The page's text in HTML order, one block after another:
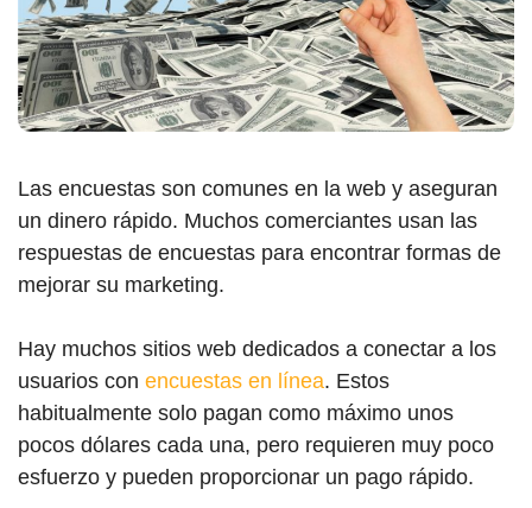
Las encuestas son comunes en la web y aseguran
un dinero rápido. Muchos comerciantes usan las
respuestas de encuestas para encontrar formas de
mejorar su marketing.
Hay muchos sitios web dedicados a conectar a los
usuarios con encuestas en línea. Estos
habitualmente solo pagan como máximo unos
pocos dólares cada una, pero requieren muy poco
esfuerzo y pueden proporcionar un pago rápido.